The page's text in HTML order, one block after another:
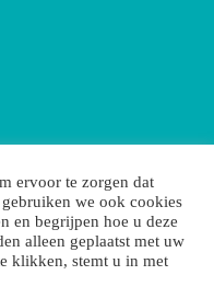
ervoor te zorgen dat
we ook cookies
en begrijpen hoe u deze
alleen geplaatst met uw
klikken, stemt u in met